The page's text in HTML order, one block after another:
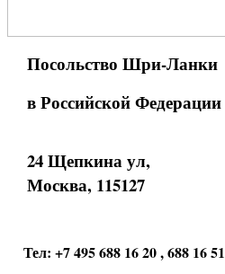
Посольство Шри-Ланки
в Российской Федерации
24 Щепкина ул,
Москва, 115127
Тел: +7 495 688 16 20 , 688 16 51